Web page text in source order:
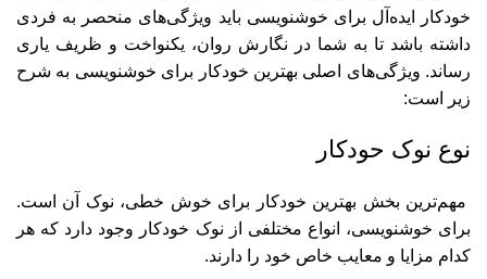
خودکار ایده‌آل برای خوشنویسی باید ویژگی‌های منحصر به فردی
داشته باشد تا به شما در نگارش روان، یکنواخت و ظریف یاری
رساند. ویژگی‌های اصلی بهترین خودکار برای خوشنویسی به شرح
زیر است:
نوع نوک حودکار
مهم‌ترین بخش بهترین خودکار برای خوش خطی، نوک آن است.
برای خوشنویسی، انواع مختلفی از نوک خودکار وجود دارد که هر
کدام مزایا و معایب خاص خود را دارند.